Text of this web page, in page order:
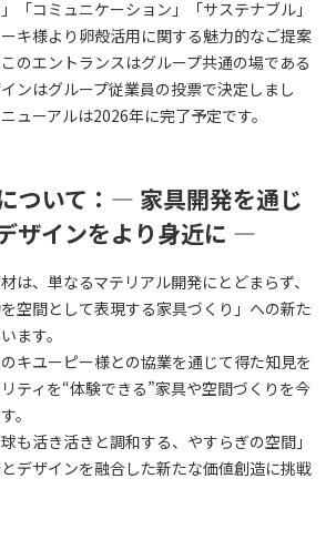
「コミュニケーション」「サステナブル」
キ様より卵殻活用に関する魅力的なご提案
のエントランスはグループ共通の場である
ンはグループ従業員の投票で決定しまし
ューアルは2026年に完了予定です。
ついて：― 家具開発を通じ
ザインをより身近に ―
は、単なるマテリアル開発にとどまらず、
を空間として表現する家具づくり」への新た
ます。
キユーピー様との協業を通じて得た知見を
ティを“体験できる”家具や空間づくりを今
。
も活き活きと調和する、やすらぎの空間」
デザインを融合した新たな価値創造に挑戦